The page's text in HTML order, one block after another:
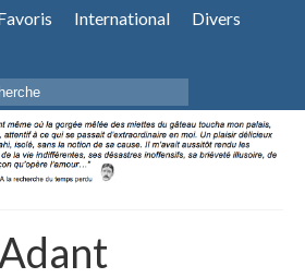
International
Divers